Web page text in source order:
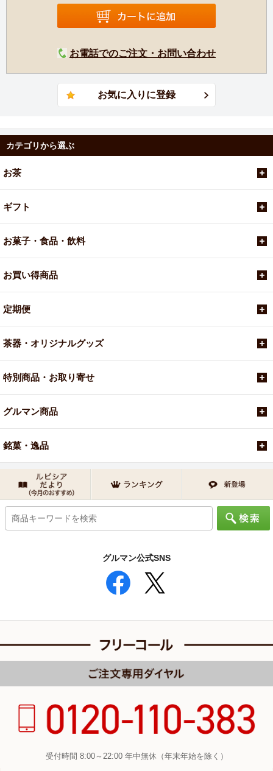
お電話でのご注文・お問い合わせ
カテゴリから選ぶ
お茶
ギフト
お菓子・食品・飲料
お買い得商品
定期便
茶器・オリジナルグッズ
特別商品・お取り寄せ
グルマン商品
銘菓・逸品
グルマン公式SNS
受付時間 8:00～22:00 年中無休（年末年始を除く）